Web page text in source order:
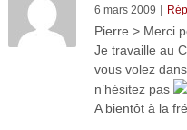
6 mars 2009 |
Pierre > Merci
Je travaille au
vous volez
n’hésitez pas
A bientôt à la